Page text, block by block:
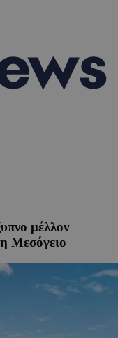
μέλλον
Μεσόγειο